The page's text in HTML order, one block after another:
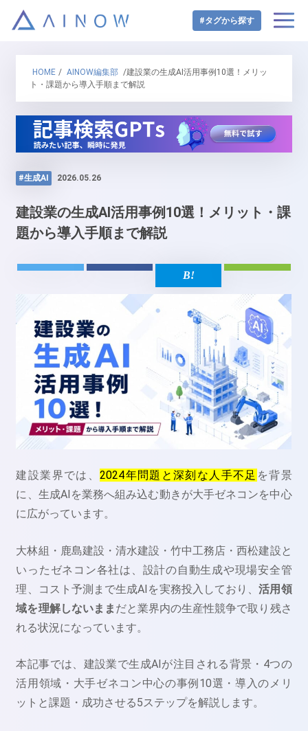
#タグから探す
HOME / AINOW編集部 /建設業の生成AI活用事例10選！メリッ
ト・課題から導入手順まで解説
#生成AI 2026.05.26
建設業の生成AI活用事例10選！メリット・課
題から導入手順まで解説
建設業界では、2024年問題と深刻な人手不足 を背景
に、生成AIを業務へ組み込む動きが大手ゼネコンを中心
に広がっています。
大林組・鹿島建設・清水建設・竹中工務店・西松建設と
いったゼネコン各社は、設計の自動生成や現場安全管
理、コスト予測まで生成AIを実務投入しており、活用領
域を理解しないまま だと業界内の生産性競争で取り残さ
れる状況になっています。
本記事では、建設業で生成AIが注目される背景・4つの
活用領域・大手ゼネコン中心の事例10選・導入のメリ
ットと課題・成功させる5ステップを解説します。